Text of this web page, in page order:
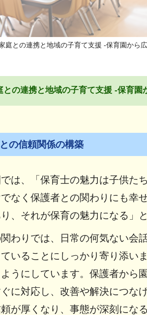
庭との連携と地域の子育て支援 -保育園から
との連携と地域の子育て支援 -保育園
の信頼関係の構築
は、「保育士の魅力は子供た
なく保護者との関わりにも幸
、それが保育の魅力になる」
わりでは、日常の何気ない会
いることにしっかり寄り添い
うにしています。保護者から
に対応し、改善や解決につな
が厚くなり、事態が深刻にな